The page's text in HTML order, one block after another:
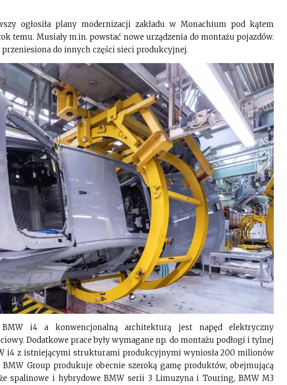
ogłosiła plany modernizacji zakładu w Monachium pod kątem
temu. Musiały m.in. powstać nowe urządzenia do montażu pojazdów.
do innych części sieci produkcyjnej.
BMW i4 a konwencjonalną architekturą jest napęd elektryczny
Dodatkowe prace były wymagane np. do montażu podłogi i tylnej
i4 z istniejącymi strukturami produkcyjnymi wyniosła 200 milionów
Group produkuje obecnie szeroką gamę produktów, obejmującą
spalinowe i hybrydowe BMW serii 3 Limuzyna i Touring, BMW M3